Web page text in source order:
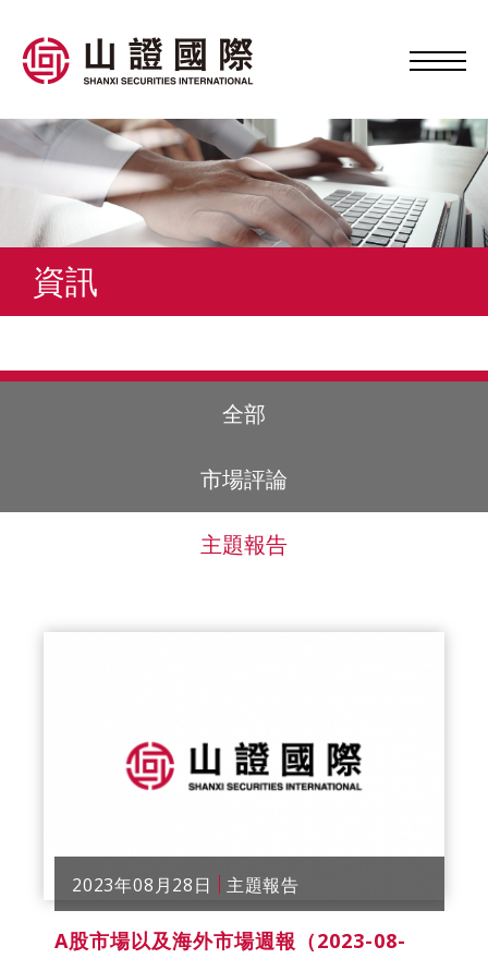
資訊
全部
市場評論
主題報告
2023年08月28日 主題報告
A股市場以及海外市場週報（2023-08-